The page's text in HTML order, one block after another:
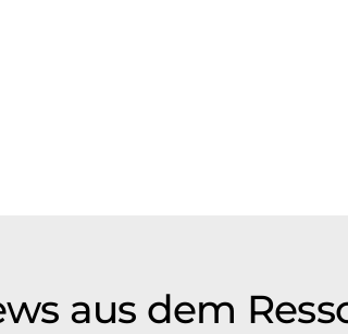
aus dem